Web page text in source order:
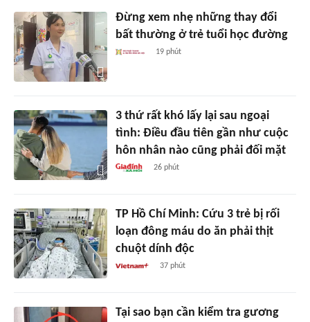
Đừng xem nhẹ những thay đổi
bất thường ở trẻ tuổi học đường
19 phút
3 thứ rất khó lấy lại sau ngoại
tình: Điều đầu tiên gần như cuộc
hôn nhân nào cũng phải đối mặt
26 phút
TP Hồ Chí Minh: Cứu 3 trẻ bị rối
loạn đông máu do ăn phải thịt
chuột dính độc
37 phút
Tại sao bạn cần kiểm tra gương